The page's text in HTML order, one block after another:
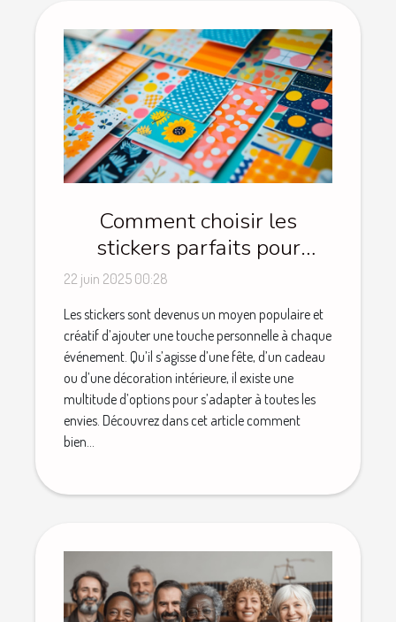
Comment choisir les
stickers parfaits pour
chaque occasion
22 juin 2025 00:28
Les stickers sont devenus un moyen populaire et
créatif d’ajouter une touche personnelle à chaque
événement. Qu’il s’agisse d’une fête, d’un cadeau
ou d’une décoration intérieure, il existe une
multitude d’options pour s’adapter à toutes les
envies. Découvrez dans cet article comment
bien...